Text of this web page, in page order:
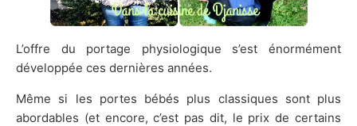
L’offre du portage physiologique s’est énormément
développée ces dernières années.
Même si les portes bébés plus classiques sont plus
abordables (et encore, c’est pas dit, le prix de certains